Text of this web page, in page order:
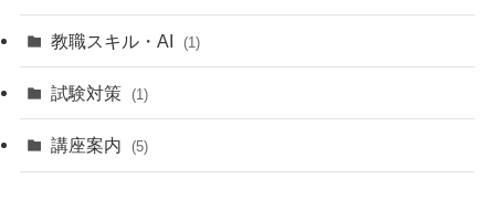
教職スキル・AI (1)
試験対策 (1)
講座案内 (5)